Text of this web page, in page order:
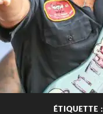
ÉTIQUETTE :